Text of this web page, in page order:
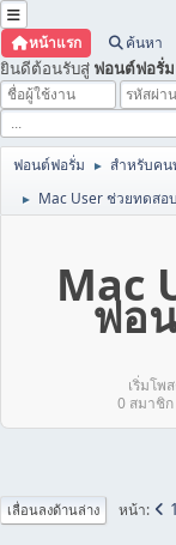
หน้าแรก ค้นหา
ยินดีต้อนรับสู่ ฟอนต์ฟอรั่ม
ฟอนต์ฟอรั่ม ► สำหรับค
► Mac User ช่วยทดส
Mac
ฟอ
เริ่มโพ
0 สมาชิ
เลื่อนลงด้านล่าง หน้า 1